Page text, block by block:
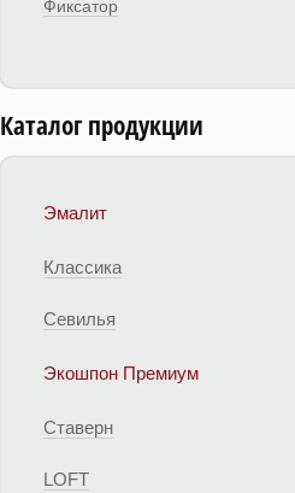
Фиксатор
Каталог продукции
Эмалит
Классика
Севилья
Экошпон Премиум
Ставерн
LOFT